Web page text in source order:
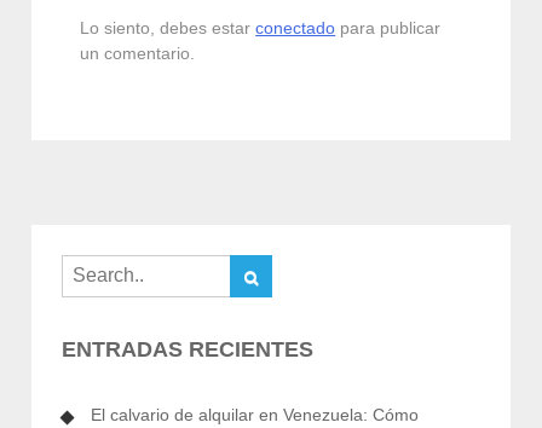
Lo siento, debes estarconectado para publicar
un comentario.
ENTRADAS RECIENTES
El calvario de alquilar en Venezuela: Cómo